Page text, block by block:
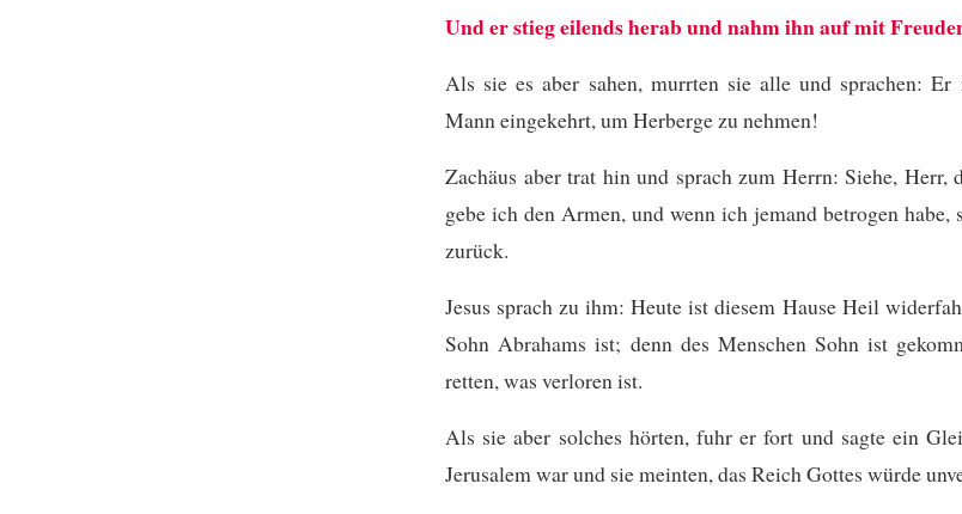
Und er stieg eilends herab und nahm ihn auf mit
Als sie es aber sahen, murrten sie alle und sprachen:
Mann eingekehrt, um Herberge zu nehmen!
Zachäus aber trat hin und sprach zum Herrn: Siehe, Herr,
gebe ich den Armen, und wenn ich jemand betrogen
zurück.
Jesus sprach zu ihm: Heute ist diesem Hause Heil
Sohn Abrahams ist; denn des Menschen Sohn ist
retten, was verloren ist.
Als sie aber solches hörten, fuhr er fort und sagte ein
Jerusalem war und sie meinten, das Reich Gottes würde